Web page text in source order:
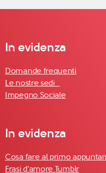
In evidenza
Domande frequenti
Le nostre sedi
Impegno Sociale
In evidenza
Cosa fare al primo
Frasi d'amore Tumblr